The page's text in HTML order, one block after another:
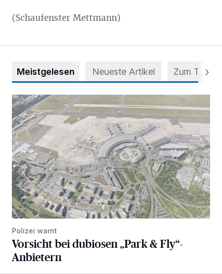
(Schaufenster Mettmann)
Meistgelesen Neueste Artikel Zum Thema
Vorsicht bei dubiosen „Park & Fly“-Anbietern
Polizei warnt
Vorsicht bei dubiosen „Park & Fly“-
Anbietern